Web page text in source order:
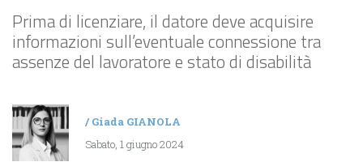
Prima di licenziare, il datore deve acquisire
informazioni sull’eventuale connessione tra
assenze del lavoratore e stato di disabilità
/Giada GIANOLA
Sabato, 1 giugno 2024